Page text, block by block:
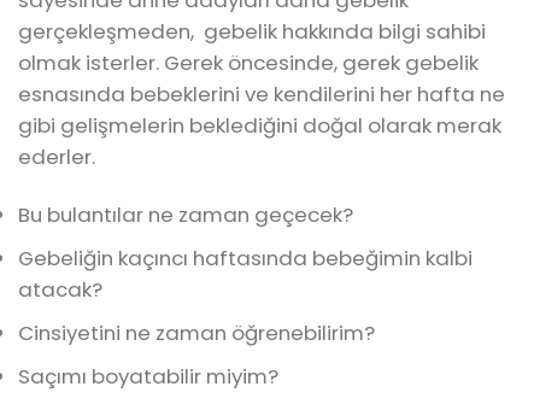
gerçekleşmeden, gebelik hakkında bilgi sahibi
olmak isterler. Gerek öncesinde, gerek gebelik
esnasında bebeklerini ve kendilerini her hafta ne
gibi gelişmelerin beklediğini doğal olarak merak
ederler.
Bu bulantılar ne zaman geçecek?
Gebeliğin kaçıncı haftasında bebeğimin kalbi
atacak?
Cinsiyetini ne zaman öğrenebilirim?
Saçımı boyatabilir miyim?